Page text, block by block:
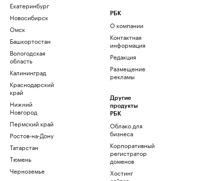
Екатеринбург
Новосибирск
Омск
Башкортостан
Вологодская
область
Калининград
Краснодарский
край
Нижний
Новгород
Пермский край
Ростов-на-Дону
Татарстан
Тюмень
Черноземье
РБК
О компании
Контактная
информация
Редакция
Размещение
рекламы
Другие
продукты
РБК
Облако для
бизнеса
Корпоративный
регистратор
доменов
Хостинг